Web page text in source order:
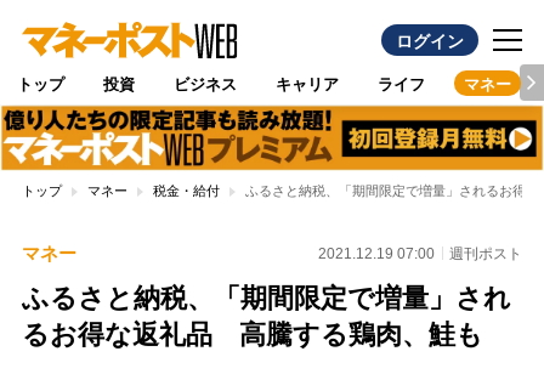
ログイン
トップ 投資 ビジネス キャリア ライフ マネー
トップ マネー 税金・給付 ふるさと納税、「期間限定で増量」されるお得
マネー 2021.12.19 07:00 週刊ポスト
ふるさと納税、「期間限定で増量」され
るお得な返礼品 高騰する鶏肉、鮭も